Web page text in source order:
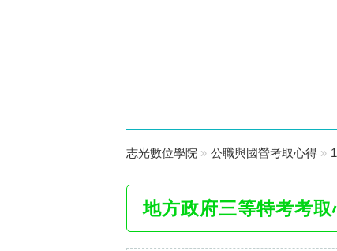
志光數位學院 » 公職與國營考取心得 »
地方政府三等特考考取